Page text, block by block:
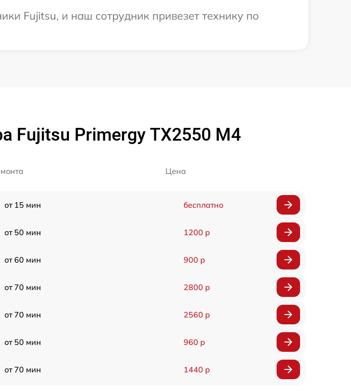
Fujitsu, и наш сотрудник привезет технику по
Fujitsu Primergy TX2550 M4
Цена
от 15 мин бесплатно
от 50 мин 1200 р
от 60 мин 900 р
от 70 мин 2800 р
от 70 мин 2560 р
от 50 мин 960 р
от 70 мин 1440 р